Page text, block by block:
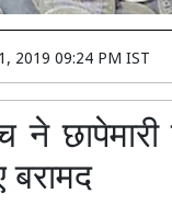
2019 09:24 PM IST
ने